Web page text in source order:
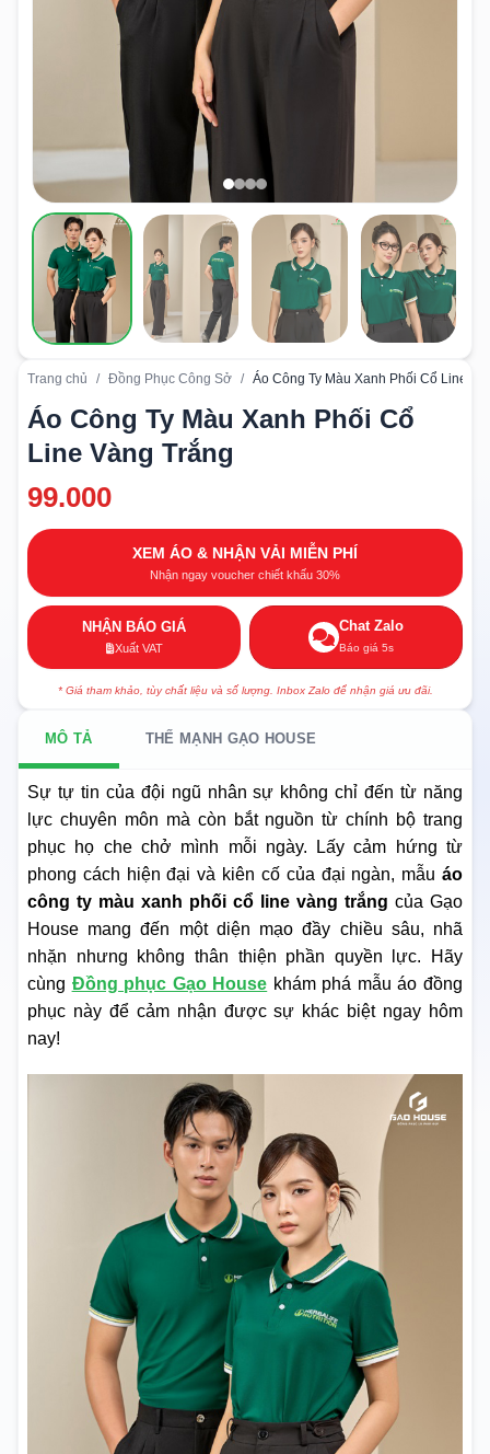
Trang chủ / Đồng Phục Công Sở / Áo Công Ty Màu Xanh Phối Cổ Line
Áo Công Ty Màu Xanh Phối Cổ
Line Vàng Trắng
99.000
XEM ÁO & NHẬN VẢI MIỄN PHÍ
Nhận ngay voucher chiết khấu 30%
NHẬN BÁO GIÁ
Xuất VAT
Chat Zalo
Báo giá 5s
* Giá tham khảo, tùy chất liệu và số lượng. Inbox Zalo để nhận giá ưu đãi.
MÔ TẢ THẾ MẠNH GẠO HOUSE
Sự tự tin của đội ngũ nhân sự không chỉ đến từ năng
lực chuyên môn mà còn bắt nguồn từ chính bộ trang
phục họ che chở mình mỗi ngày. Lấy cảm hứng từ
phong cách hiện đại và kiên cố của đại ngàn, mẫu áo
công ty màu xanh phối cổ line vàng trắng của Gạo
House mang đến một diện mạo đầy chiều sâu, nhã
nhặn nhưng không thân thiện phần quyền lực. Hãy
cùng Đồng phục Gạo House khám phá mẫu áo đồng
phục này để cảm nhận được sự khác biệt ngay hôm
nay!